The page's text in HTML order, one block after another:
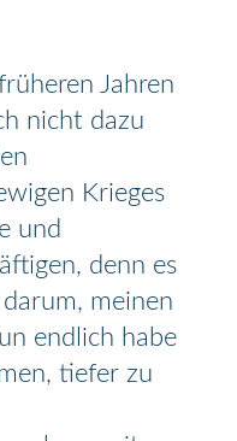
Jahren
nicht dazu
Krieges
und
denn es
meinen
endlich habe
tiefer zu